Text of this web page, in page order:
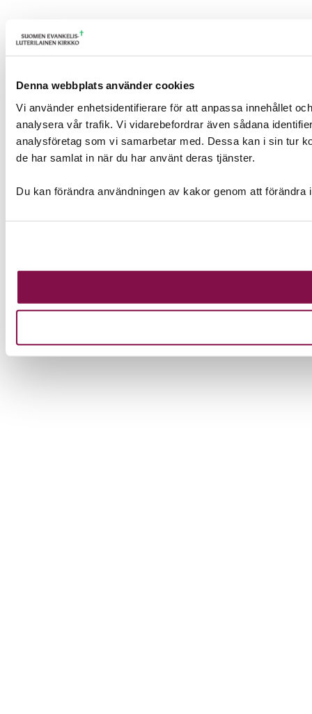
Denna webbplats använder cookies
Vi använder enhetsidentifierare för att anpassa innehållet
analysera vår trafik. Vi vidarebefordrar även sådana
analysföretag som vi samarbetar med. Dessa kan i sin tur
de har samlat in när du har använt deras tjänster.
Du kan förändra användningen av kakor genom att